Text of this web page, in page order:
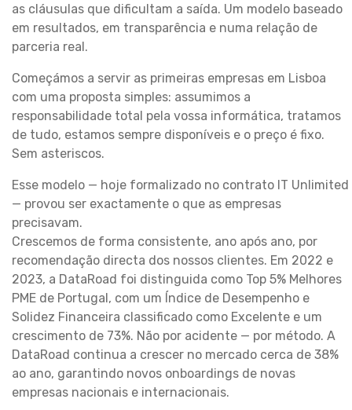
as cláusulas que dificultam a saída. Um modelo baseado
em resultados, em transparência e numa relação de
parceria real.
Começámos a servir as primeiras empresas em Lisboa
com uma proposta simples: assumimos a
responsabilidade total pela vossa informática, tratamos
de tudo, estamos sempre disponíveis e o preço é fixo.
Sem asteriscos.
Esse modelo — hoje formalizado no contrato IT Unlimited
— provou ser exactamente o que as empresas
precisavam.
Crescemos de forma consistente, ano após ano, por
recomendação directa dos nossos clientes. Em 2022 e
2023, a DataRoad foi distinguida como Top 5% Melhores
PME de Portugal, com um Índice de Desempenho e
Solidez Financeira classificado como Excelente e um
crescimento de 73%. Não por acidente — por método. A
DataRoad continua a crescer no mercado cerca de 38%
ao ano, garantindo novos onboardings de novas
empresas nacionais e internacionais.